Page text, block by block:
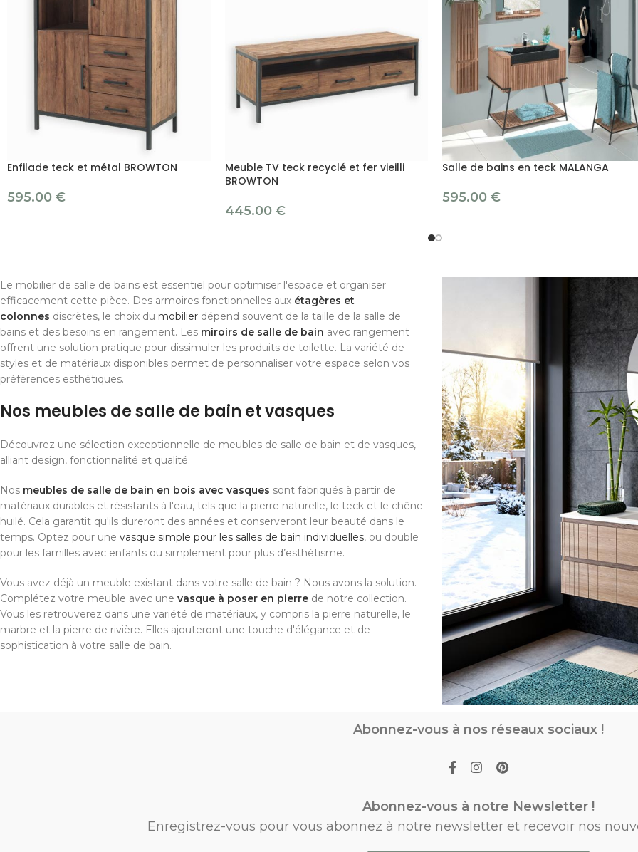
Enfilade teck et métal BROWTON
595.00 €
Meuble TV teck recyclé et fer vieilli
BROWTON
445.00 €
Salle de bains en teck MALANGA
595.00 €
Le mobilier de salle de bains est essentiel pour optimiser l'espace et organiser
efficacement cette pièce. Des armoires fonctionnelles aux étagères et
colonnes discrètes, le choix du mobilier dépend souvent de la taille de la salle de
bains et des besoins en rangement. Les miroirs de salle de bain avec rangement
offrent une solution pratique pour dissimuler les produits de toilette. La variété de
styles et de matériaux disponibles permet de personnaliser votre espace selon vos
préférences esthétiques.
Nos meubles de salle de bain et vasques
Découvrez une sélection exceptionnelle de meubles de salle de bain et de vasques,
alliant design, fonctionnalité et qualité.
Nos meubles de salle de bain en bois avec vasques sont fabriqués à partir de
matériaux durables et résistants à l'eau, tels que la pierre naturelle, le teck et le chêne
huilé. Cela garantit qu'ils dureront des années et conserveront leur beauté dans le
temps. Optez pour une vasque simple pour les salles de bain individuelles, ou double
pour les familles avec enfants ou simplement pour plus d’esthétisme.
Vous avez déjà un meuble existant dans votre salle de bain ? Nous avons la solution.
Complétez votre meuble avec une vasque à poser en pierre de notre collection.
Vous les retrouverez dans une variété de matériaux, y compris la pierre naturelle, le
marbre et la pierre de rivière. Elles ajouteront une touche d'élégance et de
sophistication à votre salle de bain.
Abonnez-vous à nos réseaux sociaux !
Abonnez-vous à notre Newsletter !
Enregistrez-vous pour vous abonnez à notre newsletter et recevoir nos